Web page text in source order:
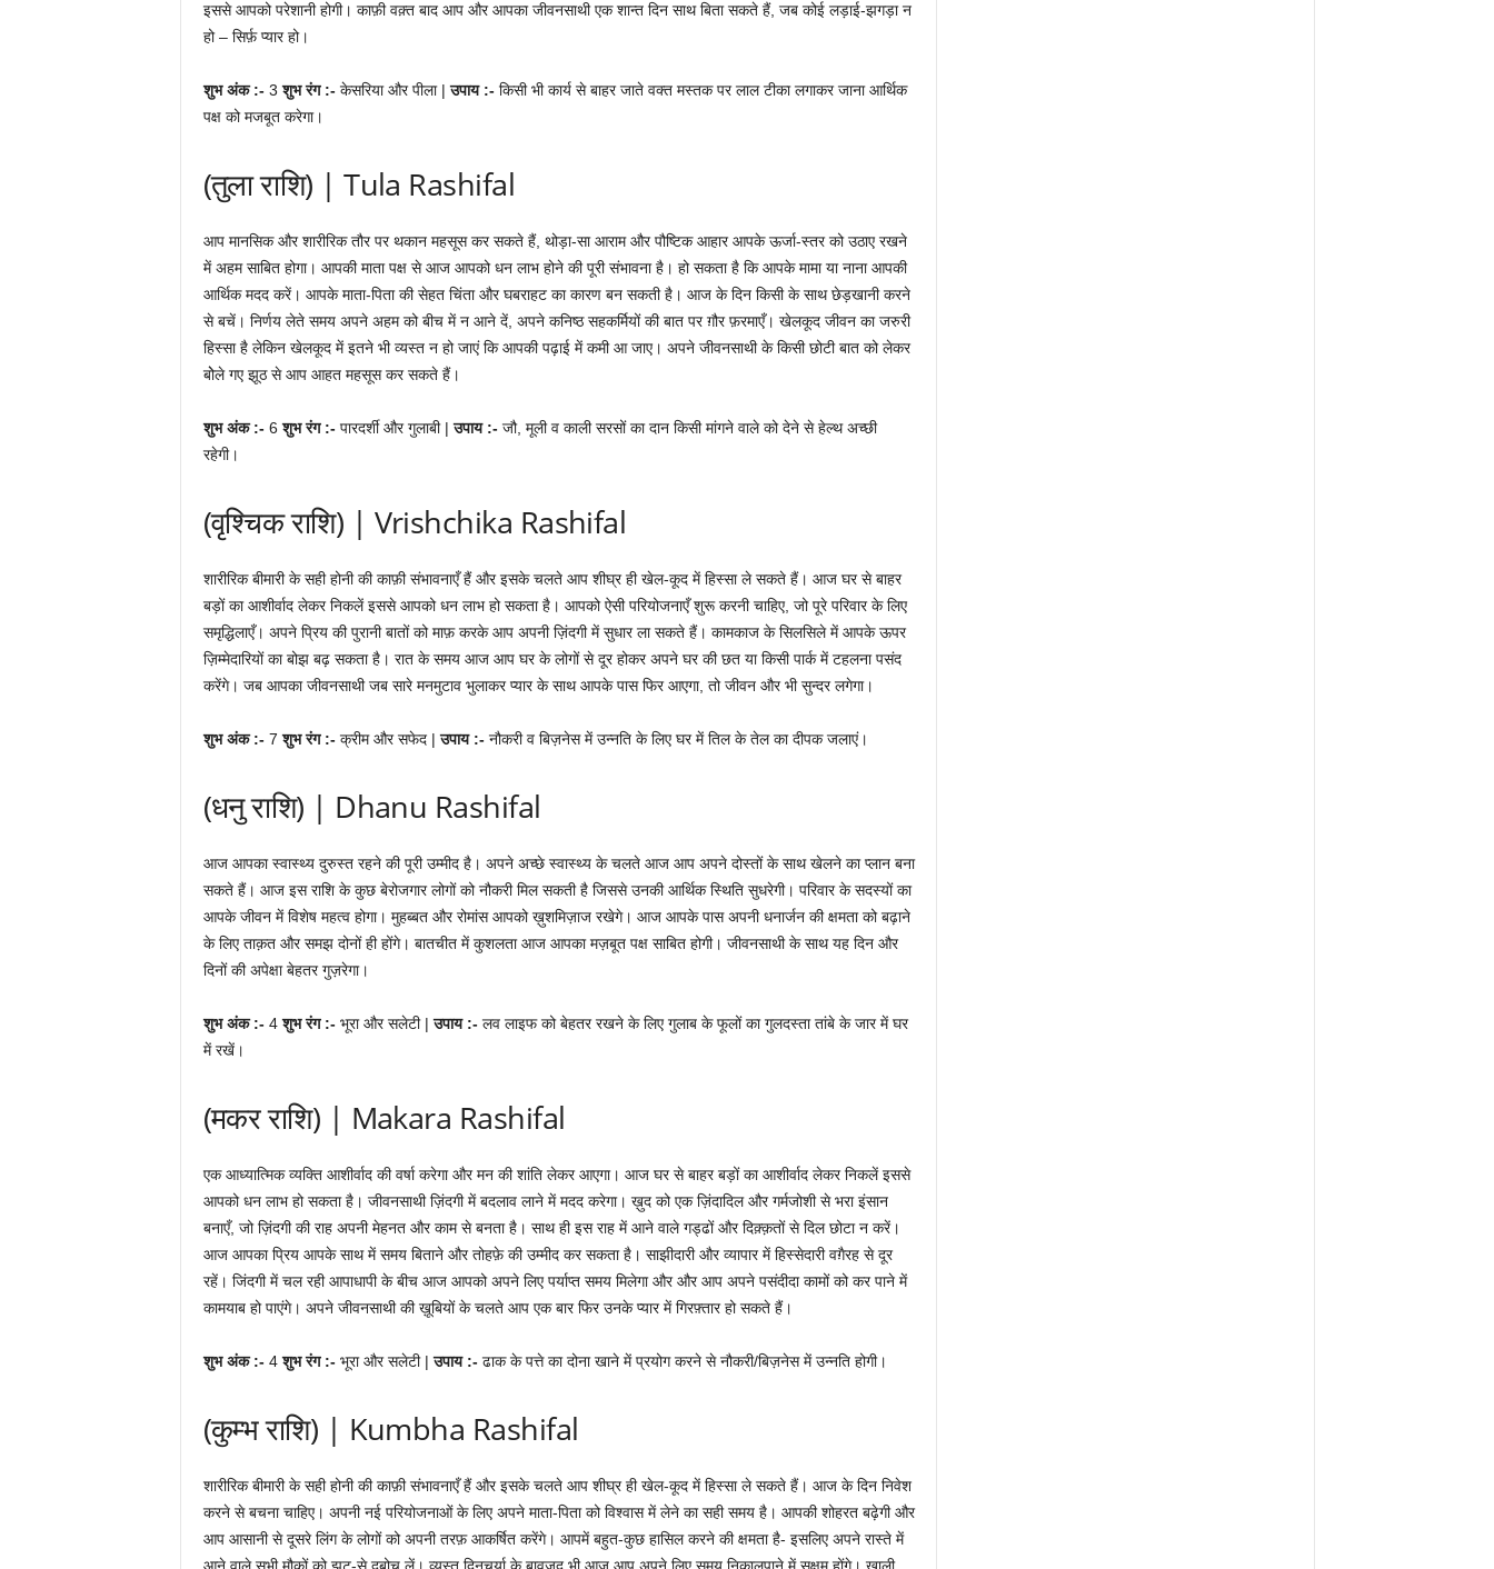
इससे आपको परेशानी होगी। काफ़ी वक़्त बाद आप और आपका जीवनसाथी एक शान्त दिन साथ बिता सकते हैं, जब कोई लड़ाई-झगड़ा न
हो – सिर्फ़ प्यार हो।
शुभ अंक :- 3शुभ रंग :- केसरिया और पीला |उपाय :- किसी भी कार्य से बाहर जाते वक्त मस्तक पर लाल टीका लगाकर जाना आर्थिक
पक्ष को मजबूत करेगा।
(तुला राशि) | Tula Rashifal
आप मानसिक और शारीरिक तौर पर थकान महसूस कर सकते हैं, थोड़ा-सा आराम और पौष्टिक आहार आपके ऊर्जा-स्तर को उठाए रखने
में अहम साबित होगा। आपकी माता पक्ष से आज आपको धन लाभ होने की पूरी संभावना है। हो सकता है कि आपके मामा या नाना आपकी
आर्थिक मदद करें। आपके माता-पिता की सेहत चिंता और घबराहट का कारण बन सकती है। आज के दिन किसी के साथ छेड़खानी करने
से बचें। निर्णय लेते समय अपने अहम को बीच में न आने दें, अपने कनिष्ठ सहकर्मियों की बात पर ग़ौर फ़रमाएँ। खेलकूद जीवन का जरुरी
हिस्सा है लेकिन खेलकूद में इतने भी व्यस्त न हो जाएं कि आपकी पढ़ाई में कमी आ जाए। अपने जीवनसाथी के किसी छोटी बात को लेकर
बोेले गए झूठ से आप आहत महसूस कर सकते हैं।
शुभ अंक :- 6शुभ रंग :- पारदर्शी और गुलाबी |उपाय :- जौ, मूली व काली सरसों का दान किसी मांगने वाले को देने से हेल्थ अच्छी
रहेगी।
(वृश्चिक राशि) | Vrishchika Rashifal
शारीरिक बीमारी के सही होनी की काफ़ी संभावनाएँ हैं और इसके चलते आप शीघ्र ही खेल-कूद में हिस्सा ले सकते हैं। आज घर से बाहर
बड़ों का आशीर्वाद लेकर निकलें इससे आपको धन लाभ हो सकता है। आपको ऐसी परियोजनाएँ शुरू करनी चाहिए, जो पूरे परिवार के लिए
समृद्धिलाएँ। अपने प्रिय की पुरानी बातों को माफ़ करके आप अपनी ज़िंदगी में सुधार ला सकते हैं। कामकाज के सिलसिले में आपके ऊपर
ज़िम्मेदारियों का बोझ बढ़ सकता है। रात के समय आज आप घर के लोगों से दूर होकर अपने घर की छत या किसी पार्क में टहलना पसंद
करेंगे। जब आपका जीवनसाथी जब सारे मनमुटाव भुलाकर प्यार के साथ आपके पास फिर आएगा, तो जीवन और भी सुन्दर लगेगा।
शुभ अंक :- 7शुभ रंग :- क्रीम और सफेद |उपाय :- नौकरी व बिज़नेस में उन्नति के लिए घर में तिल के तेल का दीपक जलाएं।
(धनु राशि) | Dhanu Rashifal
आज आपका स्वास्थ्य दुरुस्त रहने की पूरी उम्मीद है। अपने अच्छे स्वास्थ्य के चलते आज आप अपने दोस्तों के साथ खेलने का प्लान बना
सकते हैं। आज इस राशि के कुछ बेरोजगार लोगों को नौकरी मिल सकती है जिससे उनकी आर्थिक स्थिति सुधरेगी। परिवार के सदस्यों का
आपके जीवन में विशेष महत्व होगा। मुहब्बत और रोमांस आपको ख़ुशमिज़ाज रखेगे। आज आपके पास अपनी धनार्जन की क्षमता को बढ़ाने
के लिए ताक़त और समझ दोनों ही होंगे। बातचीत में कुशलता आज आपका मज़बूत पक्ष साबित होगी। जीवनसाथी के साथ यह दिन और
दिनों की अपेक्षा बेहतर गुज़रेगा।
शुभ अंक :- 4शुभ रंग :- भूरा और सलेटी |उपाय :- लव लाइफ को बेहतर रखने के लिए गुलाब के फूलों का गुलदस्ता तांबे के जार में घर
में रखें।
(मकर राशि) | Makara Rashifal
एक आध्यात्मिक व्यक्ति आशीर्वाद की वर्षा करेगा और मन की शांति लेकर आएगा। आज घर से बाहर बड़ों का आशीर्वाद लेकर निकलें इससे
आपको धन लाभ हो सकता है। जीवनसाथी ज़िंदगी में बदलाव लाने में मदद करेगा। ख़ुद को एक ज़िंदादिल और गर्मजोशी से भरा इंसान
बनाएँ, जो ज़िंदगी की राह अपनी मेहनत और काम से बनता है। साथ ही इस राह में आने वाले गड्ढों और दिक़्क़तों से दिल छोटा न करें।
आज आपका प्रिय आपके साथ में समय बिताने और तोहफ़े की उम्मीद कर सकता है। साझीदारी और व्यापार में हिस्सेदारी वग़ैरह से दूर
रहें। जिंदगी में चल रही आपाधापी के बीच आज आपको अपने लिए पर्याप्त समय मिलेगा और और आप अपने पसंदीदा कामों को कर पाने में
कामयाब हो पाएंगे। अपने जीवनसाथी की ख़ूबियों के चलते आप एक बार फिर उनके प्यार में गिरफ़्तार हो सकते हैं।
शुभ अंक :- 4शुभ रंग :- भूरा और सलेटी |उपाय :- ढाक के पत्ते का दोना खाने में प्रयोग करने से नौकरी/बिज़नेस में उन्नति होगी।
(कुम्भ राशि) | Kumbha Rashifal
शारीरिक बीमारी के सही होनी की काफ़ी संभावनाएँ हैं और इसके चलते आप शीघ्र ही खेल-कूद में हिस्सा ले सकते हैं। आज के दिन निवेश
करने से बचना चाहिए। अपनी नई परियोजनाओं के लिए अपने माता-पिता को विश्वास में लेने का सही समय है। आपकी शोहरत बढ़ेगी और
आप आसानी से दूसरे लिंग के लोगों को अपनी तरफ़ आकर्षित करेंगे। आपमें बहुत-कुछ हासिल करने की क्षमता है- इसलिए अपने रास्ते में